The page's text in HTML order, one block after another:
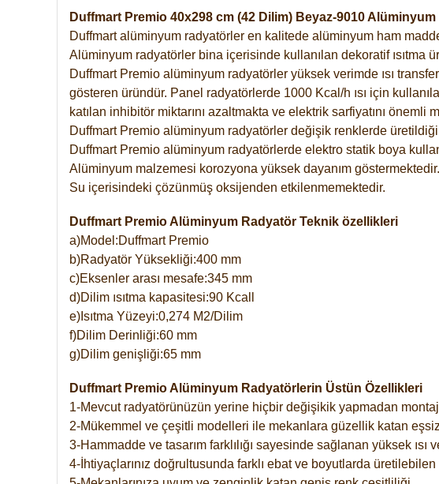
Duffmart Premio 40x298 cm (42 Dilim) Beyaz-9010
Duffmart alüminyum radyatörler en kalitede alüminyum ham
Alüminyum radyatörler bina içerisinde kullanılan dekoratif ısıtma
Duffmart Premio alüminyum radyatörler yüksek verimde ısı
gösteren üründür. Panel radyatörlerde 1000 Kcal/h ısı için
katılan inhibitör miktarını azaltmakta ve elektrik sarfiyatını önemli
Duffmart Premio alüminyum radyatörler değişik renklerde
Duffmart Premio alüminyum radyatörlerde elektro statik boya
Alüminyum malzemesi korozyona yüksek dayanım göstermektedir.
Su içerisindeki çözünmüş oksijenden etkilenmemektedir.
Duffmart Premio Alüminyum Radyatör Teknik özellikleri
a)Model:Duffmart Premio
b)Radyatör Yüksekliği:400 mm
c)Eksenler arası mesafe:345 mm
d)Dilim ısıtma kapasitesi:90 Kcall
e)Isıtma Yüzeyi:0,274 M2/Dilim
f)Dilim Derinliği:60 mm
g)Dilim genişliği:65 mm
Duffmart Premio Alüminyum Radyatörlerin Üstün Özellikleri
1-Mevcut radyatörünüzün yerine hiçbir değişikik yapmadan
2-Mükemmel ve çeşitli modelleri ile mekanlara güzellik katan
3-Hammadde ve tasarım farklılığı sayesinde sağlanan yüksek ısı
4-İhtiyaçlarınız doğrultusunda farklı ebat ve boyutlarda